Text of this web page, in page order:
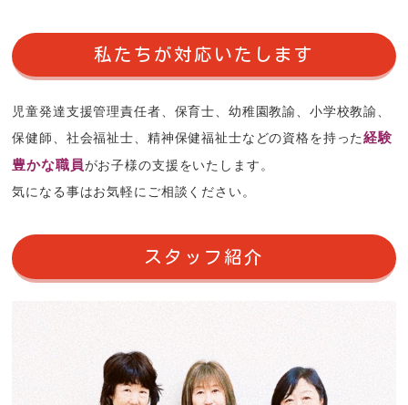
私たちが対応いたします
児童発達支援管理責任者、保育士、幼稚園教諭、小学校教諭、
保健師、社会福祉士、精神保健福祉士などの資格を持った経験
豊かな職員がお子様の支援をいたします。
気になる事はお気軽にご相談ください。
スタッフ紹介